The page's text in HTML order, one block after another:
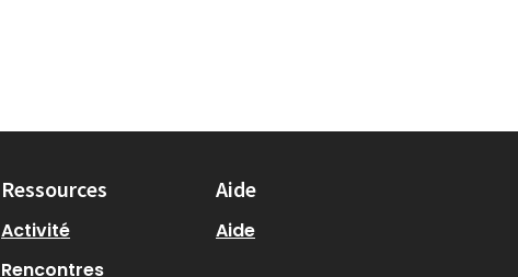
Ressources
Activité
Rencontres
Aide
Aide